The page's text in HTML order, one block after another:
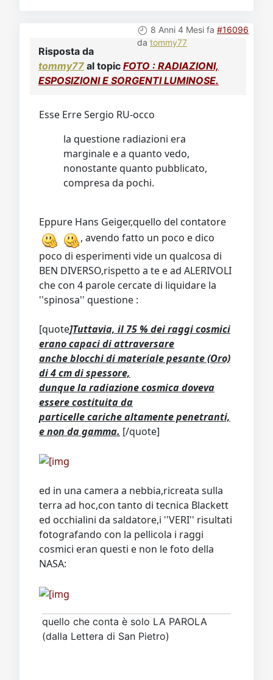
8 Anni 4 Mesi fa #16096
da tommy77
Risposta da
tommy77 al topic FOTO : RADIAZIONI,
ESPOSIZIONI E SORGENTI LUMINOSE.
Esse Erre Sergio RU-occo
la questione radiazioni era
marginale e a quanto vedo,
nonostante quanto pubblicato,
compresa da pochi.
Eppure Hans Geiger,quello del contatore
, avendo fatto un poco e dico
poco di esperimenti vide un qualcosa di
BEN DIVERSO,rispetto a te e ad ALERIVOLI
che con 4 parole cercate di liquidare la
''spinosa'' questione :
[quote]Tuttavia, il 75 % dei raggi cosmici
erano capaci di attraversare
anche blocchi di materiale pesante (Oro)
di 4 cm di spessore,
dunque la radiazione cosmica doveva
essere costituita da
particelle cariche altamente penetranti,
e non da gamma. [/quote]
ed in una camera a nebbia,ricreata sulla
terra ad hoc,con tanto di tecnica Blackett
ed occhialini da saldatore,i ''VERI'' risultati
fotografando con la pellicola i raggi
cosmici eran questi e non le foto della
NASA:
quello che conta è solo LA PAROLA
(dalla Lettera di San Pietro)